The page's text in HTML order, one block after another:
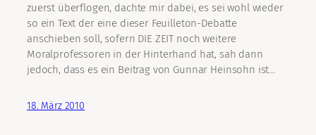
zuerst überflogen, dachte mir dabei, es sei wohl wieder
so ein Text der eine dieser Feuilleton-Debatte
anschieben soll, sofern DIE ZEIT noch weitere
Moralprofessoren in der Hinterhand hat, sah dann
jedoch, dass es ein Beitrag von Gunnar Heinsohn ist…
18. März 2010